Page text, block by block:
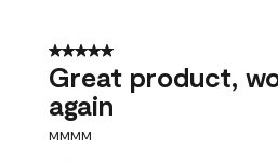
5 out of 5 stars.
Great product,
again
MMMM